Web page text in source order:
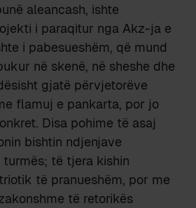
aleancash, ishte
i paraqitur nga Akz-ja e
i pabesueshëm, që mund
në skenë, në sheshe dhe
gjatë përvjetorëve
flamuj e pankarta, por jo
Disa pohime të asaj
bishtin ndjenjave
të tjera kishin
të pranueshëm, por me
të retorikës